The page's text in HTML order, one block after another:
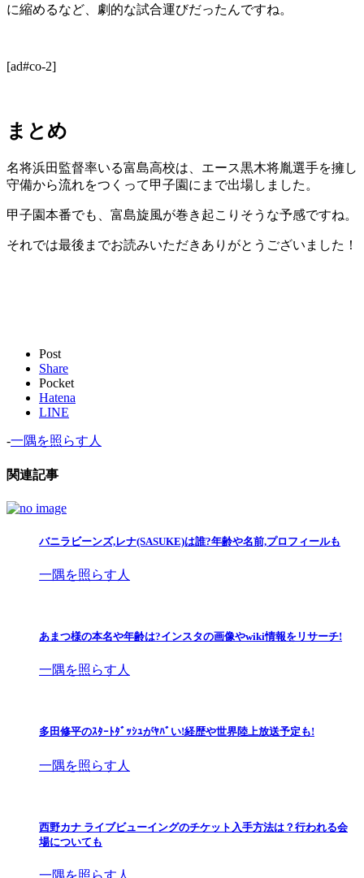
に縮めるなど、劇的な試合運びだったんですね。
[ad#co-2]
まとめ
名将浜田監督率いる富島高校は、エース黒木将胤選手を擁し
守備から流れをつくって甲子園にまで出場しました。
甲子園本番でも、富島旋風が巻き起こりそうな予感ですね。
それでは最後までお読みいただきありがとうございました！
Post
Share
Pocket
Hatena
LINE
-一隅を照らす人
関連記事
バニラビーンズ,レナ(SASUKE)は誰?年齢や名前,プロフィールも
一隅を照らす人
あまつ様の本名や年齢は?インスタの画像やwiki情報をリサーチ!
一隅を照らす人
多田修平のｽﾀｰﾄﾀﾞｯｼｭがﾔﾊﾞい!経歴や世界陸上放送予定も!
一隅を照らす人
西野カナ ライブビューイングのチケット入手方法は？行われる会
場についても
一隅を照らす人